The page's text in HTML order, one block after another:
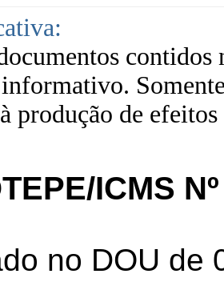
contidos
produção de
ICMS
no DOU de